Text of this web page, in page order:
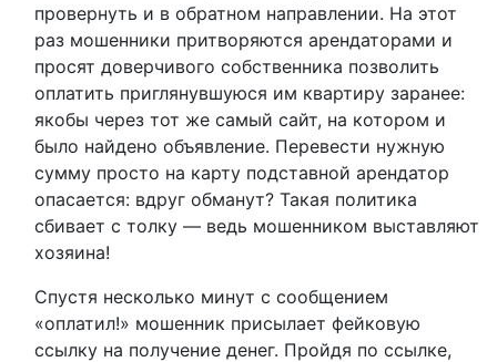
провернуть и в обратном направлении. На этот
раз мошенники притворяются арендаторами и
просят доверчивого собственника позволить
оплатить приглянувшуюся им квартиру заранее:
якобы через тот же самый сайт, на котором и
было найдено объявление. Перевести нужную
сумму просто на карту подставной арендатор
опасается: вдруг обманут? Такая политика
сбивает с толку — ведь мошенником выставляют
хозяина!
Спустя несколько минут с сообщением
«оплатил!» мошенник присылает фейковую
ссылку на получение денег. Пройдя по ссылке,